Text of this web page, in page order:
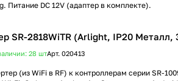
Питание DC 12V (адаптер в комплекте).
SR-2818WiTR (Arlight, IP20 Металл,
28 штАрт. 020413
(из WiFi в RF) к контроллерам серии SR-